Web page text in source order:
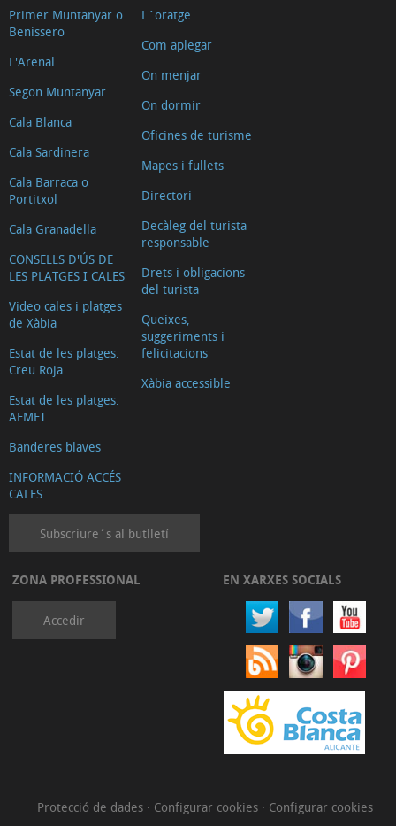
Primer Muntanyar o
Benissero
L'Arenal
Segon Muntanyar
Cala Blanca
Cala Sardinera
Cala Barraca o
Portitxol
Cala Granadella
CONSELLS D'ÚS DE
LES PLATGES I CALES
Video cales i platges
de Xàbia
Estat de les platges.
Creu Roja
Estat de les platges.
AEMET
Banderes blaves
INFORMACIÓ ACCÉS
CALES
L´oratge
Com aplegar
On menjar
On dormir
Oficines de turisme
Mapes i fullets
Directori
Decàleg del turista
responsable
Drets i obligacions
del turista
Queixes,
suggeriments i
felicitacions
Xàbia accessible
Subscriure´s al butlletí
ZONA PROFESSIONAL
Accedir
EN XARXES SOCIALS
Protecció de dades · Configurar cookies · Configurar cookies